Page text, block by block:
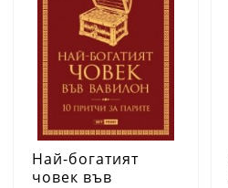
Най-богатият
човек във